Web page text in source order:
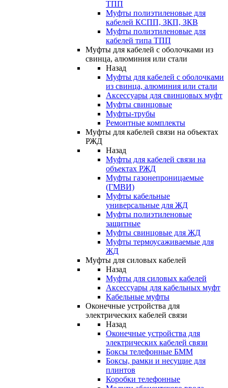
ТПП
Муфты полиэтиленовые для
кабелей КСПП, ЗКП, ЗКВ
Муфты полиэтиленовые для
кабелей типа ТПП
Муфты для кабелей с оболочками из
свинца, алюминия или стали
Назад
Муфты для кабелей с оболочками
из свинца, алюминия или стали
Аксессуары для свинцовых муфт
Муфты свинцовые
Муфты-трубы
Ремонтные комплекты
Муфты для кабелей связи на объектах
РЖД
Назад
Муфты для кабелей связи на
объектах РЖД
Муфты газонепроницаемые
(ГМВИ)
Муфты кабельные
универсальные для ЖД
Муфты полиэтиленовые
защитные
Муфты свинцовые для ЖД
Муфты термоусаживаемые для
ЖД
Муфты для силовых кабелей
Назад
Муфты для силовых кабелей
Аксессуары для кабельных муфт
Кабельные муфты
Оконечные устройства для
электрических кабелей связи
Назад
Оконечные устройства для
электрических кабелей связи
Боксы телефонные БММ
Боксы, рамки и несущие для
плинтов
Коробки телефонные